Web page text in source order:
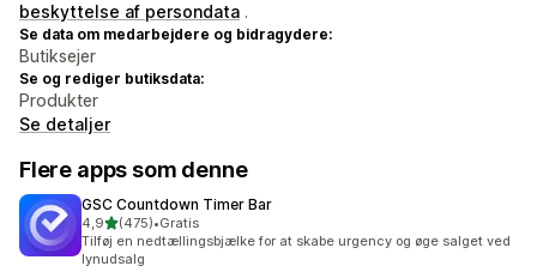
beskyttelse af persondata .
Se data om medarbejdere og bidragydere:
Butiksejer
Se og rediger butiksdata:
Produkter
Se detaljer
Flere apps som denne
GSC Countdown Timer Bar
4,9ud af 5 stjerner
(475)
475 anmeldelser i alt
•Gratis
Tilføj en nedtællingsbjælke for at skabe urgency og øge salget ved
lynudsalg